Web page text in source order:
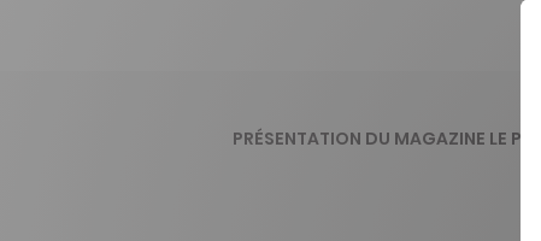
PRÉSENTATION DU MAGAZINE LE